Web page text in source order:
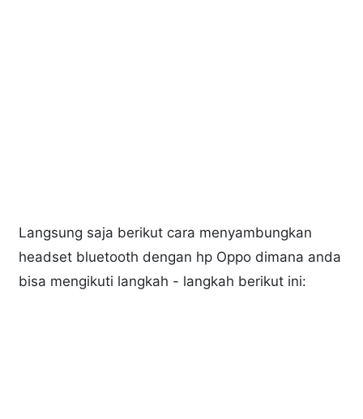
Langsung saja berikut cara menyambungkan
headset bluetooth dengan hp Oppo dimana anda
bisa mengikuti langkah - langkah berikut ini: